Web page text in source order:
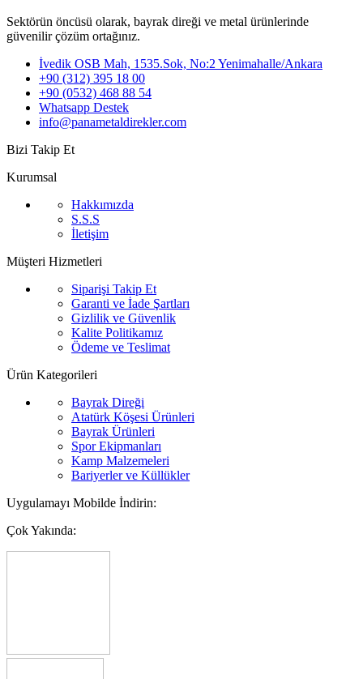
Sektörün öncüsü olarak, bayrak direği ve metal ürünlerinde
güvenilir çözüm ortağınız.
İvedik OSB Mah, 1535.Sok, No:2 Yenimahalle/Ankara
+90 (312) 395 18 00
+90 (0532) 468 88 54
Whatsapp Destek
info@panametaldirekler.com
Bizi Takip Et
Kurumsal
Hakkımızda
S.S.S
İletişim
Müşteri Hizmetleri
Siparişi Takip Et
Garanti ve İade Şartları
Gizlilik ve Güvenlik
Kalite Politikamız
Ödeme ve Teslimat
Ürün Kategorileri
Bayrak Direği
Atatürk Köşesi Ürünleri
Bayrak Ürünleri
Spor Ekipmanları
Kamp Malzemeleri
Bariyerler ve Küllükler
Uygulamayı Mobilde İndirin:
Çok Yakında: